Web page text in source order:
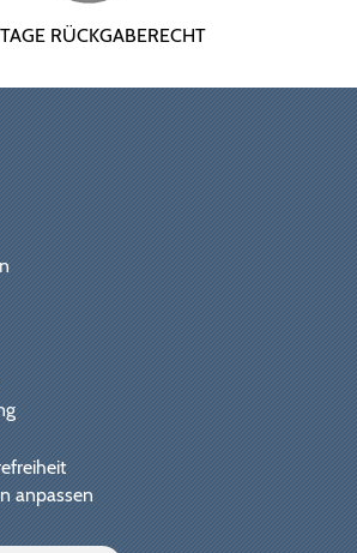
RÜCKGABERECHT
anpassen